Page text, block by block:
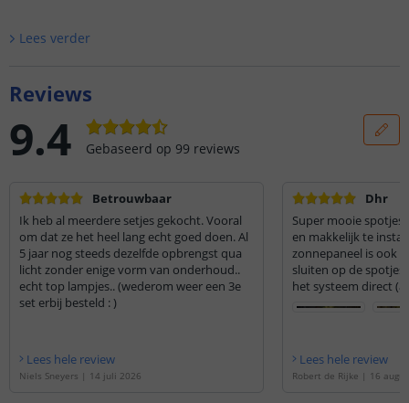
Lees verder
Reviews
9.4 Gebaseerd op 99 reviews
Betrouwbaar
Ik heb al meerdere setjes gekocht. Vooral
om dat ze het heel lang echt goed doen. Al
5 jaar nog steeds dezelfde opbrengst qua
licht zonder enige vorm van onderhoud..
echt top lampjes.. (wederom weer een 3e
set erbij besteld : )
Lees hele review
Niels Sneyers | 14 juli 2026
Dhr
Super mooie spotjes
en makkelijk te
zonnepaneel is ook
sluiten op de
het systeem direct
Lees hele review
Robert de Rijke | 16